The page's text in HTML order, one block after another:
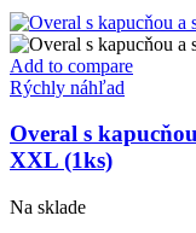
ks)
Add to compare
Rýchly náhľad
Overal s
XXL (1ks)
Na sklade